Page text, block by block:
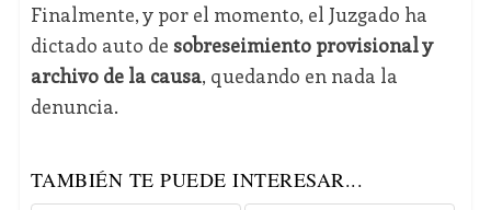
Finalmente, y por el momento, el Juzgado ha
dictado auto de sobreseimiento provisional y
archivo de la causa, quedando en nada la
denuncia.
TAMBIÉN TE PUEDE INTERESAR...